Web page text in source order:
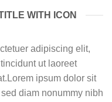
WITH ICON
adipiscing elit,
ut laoreet
ipsum dolor sit
diam nonummy nibh